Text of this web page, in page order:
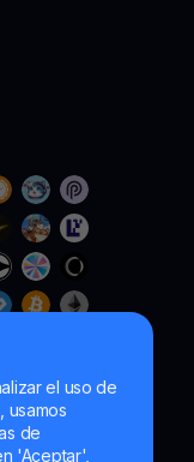
el uso de
usamos
de
'Aceptar',